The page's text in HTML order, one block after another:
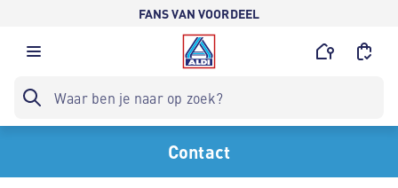
FANS VAN VOORDEEL
Contact